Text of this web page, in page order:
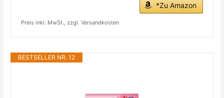
*Zu Amazon
Preis inkl. MwSt., zzgl. Versandkosten
BESTSELLER NR. 12